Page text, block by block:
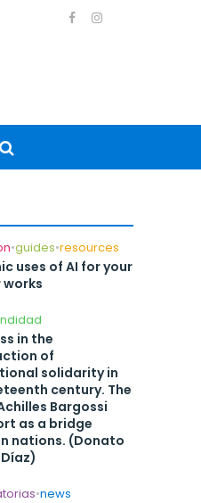
•guides•resources
uses of AI for your
in the
of
solidarity in
century. The
Bargossi
as a bridge
nations. (Donato
•news